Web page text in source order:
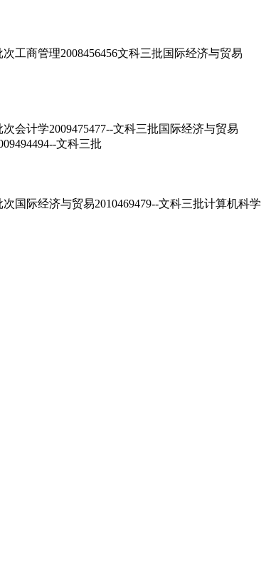
工商管理2008456456文科三批国际经济与贸易
会计学2009475477--文科三批国际经济与贸易
文科三批
国际经济与贸易2010469479--文科三批计算机科学